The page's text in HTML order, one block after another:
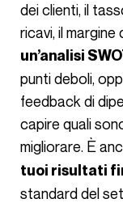
dei clienti, il
ricavi, il
un’analisi
punti deboli,
feedback di
capire quali
migliorare. È
tuoi risultati
standard del